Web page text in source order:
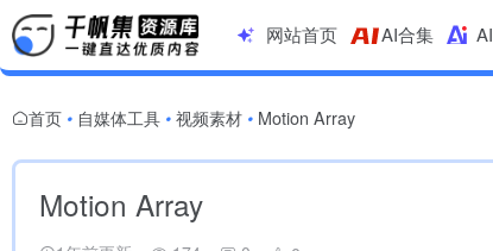
网站首页 AI合集
首页 • 自媒体工具 • 视频素材 • Motion Array
Motion Array